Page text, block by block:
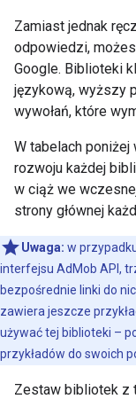
Zamiast jednak
odpowiedzi,
Google. Biblioteki
językową, wyższy
wywołań, które
W tabelach
rozwoju każdej
w ciąż we
strony głównej
Uwaga: w
interfejsu AdMob API,
bezpośrednie linki do
zawiera jeszcze
używać tej biblioteki –
przykładów do swoich
Zestaw bibliotek z